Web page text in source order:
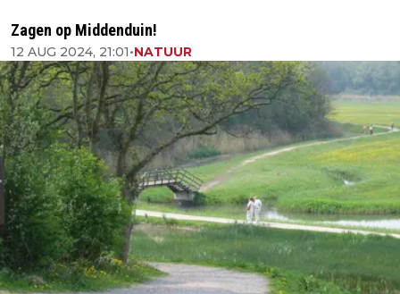
Zagen op Middenduin!
12 AUG 2024, 21:01•NATUUR